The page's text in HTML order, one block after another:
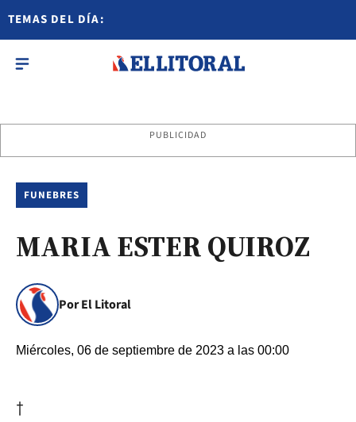
TEMAS DEL DÍA:
PUBLICIDAD
FUNEBRES
MARIA ESTER QUIROZ
Por El Litoral
Miércoles, 06 de septiembre de 2023 a las 00:00
†